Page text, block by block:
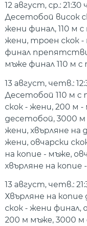
12 август, ср.:
Десетобой висок
жени финал, 110 м
жени, троен скок
финал
мъже финал 110 м
13 август, четв.:
Десетобой 110 м
скок - жени, 200 м
десетобой, 3000
жени, хвърляне на
жени, овчарски
на копие - мъже,
хвърляне на копие
13 август, четв.:
Хвърляне на
скок - жени финал,
200 м мъже, 3000